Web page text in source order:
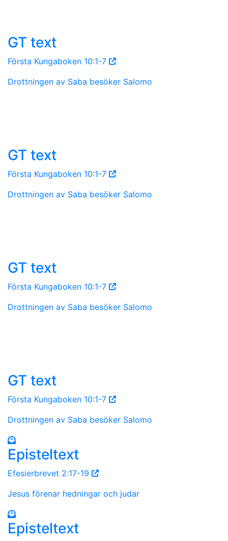
GT text
Första Kungaboken 10:1-7
Drottningen av Saba besöker Salomo
GT text
Första Kungaboken 10:1-7
Drottningen av Saba besöker Salomo
GT text
Första Kungaboken 10:1-7
Drottningen av Saba besöker Salomo
GT text
Första Kungaboken 10:1-7
Drottningen av Saba besöker Salomo
Episteltext
Efesierbrevet 2:17-19
Jesus förenar hedningar och judar
Episteltext